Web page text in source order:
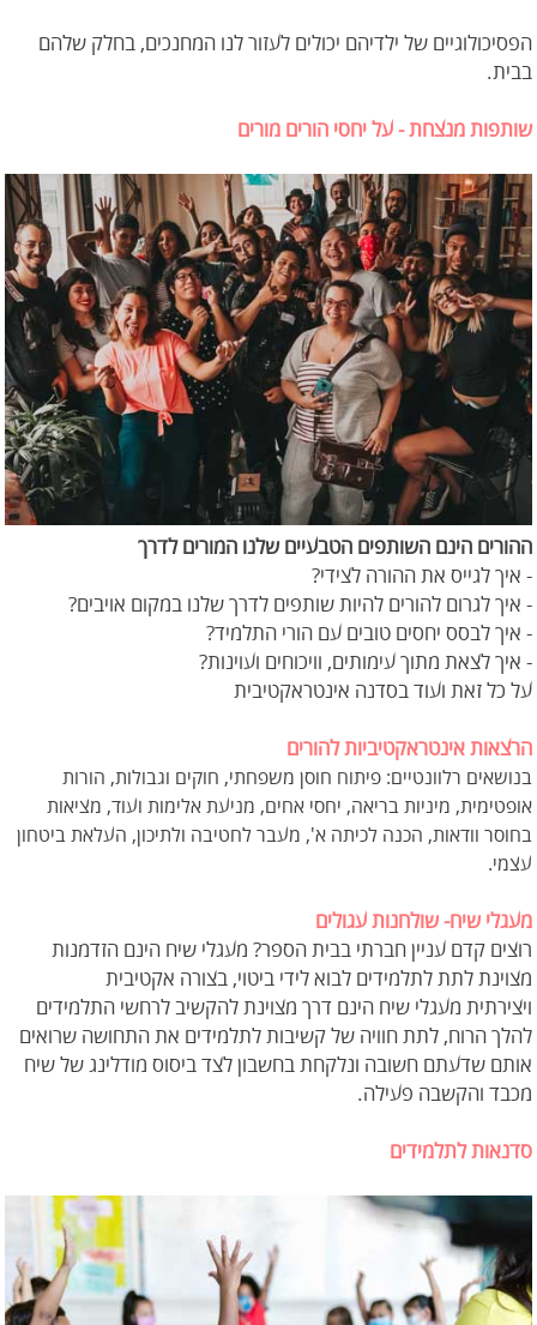
הפסיכולוגיים של ילדיהם יכולים לעזור לנו המחנכים, בחלק שלהם
בבית.
שותפות מנצחת - על יחסי הורים מורים
ההורים הינם השותפים הטבעיים שלנו המורים לדרך
- איך לגייס את ההורה לצידי?
- איך לגרום להורים להיות שותפים לדרך שלנו במקום אויבים?
- איך לבסס יחסים טובים עם הורי התלמיד?
- איך לצאת מתוך עימותים, וויכוחים ועוינות?
על כל זאת ועוד בסדנה אינטראקטיבית
הרצאות אינטראקטיביות להורים
בנושאים רלוונטיים: פיתוח חוסן משפחתי, חוקים וגבולות, הורות
אופטימית, מיניות בריאה, יחסי אחים, מניעת אלימות ועוד, מציאות
בחוסר וודאות, הכנה לכיתה א', מעבר לחטיבה ולתיכון, העלאת ביטחון
עצמי.
מעגלי שיח- שולחנות עגולים
רוצים קדם עניין חברתי בבית הספר? מעגלי שיח הינם הזדמנות
מצוינת לתת לתלמידים לבוא לידי ביטוי, בצורה אקטיבית
ויצירתית מעגלי שיח הינם דרך מצוינת להקשיב לרחשי התלמידים
להלך הרוח, לתת חוויה של קשיבות לתלמידים את התחושה שרואים
אותם שדעתם חשובה ונלקחת בחשבון לצד ביסוס מודלינג של שיח
מכבד והקשבה פעילה.
סדנאות לתלמידים